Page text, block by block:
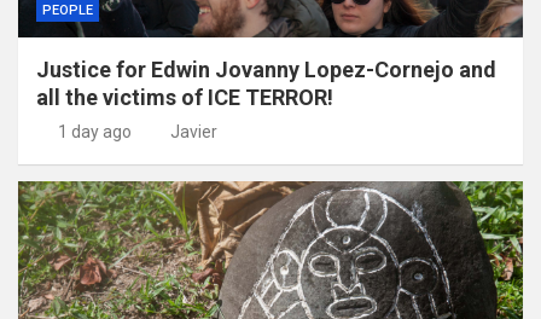
PEOPLE
Justice for Edwin Jovanny Lopez-Cornejo and
all the victims of ICE TERROR!
1 day ago Javier